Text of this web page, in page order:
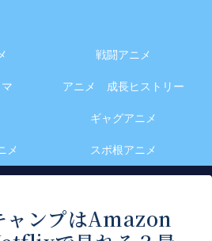
戦闘アニメ
アニメ 成長ヒストリー
ギャグアニメ
メ スポ根アニメ
ャンプはAmazon